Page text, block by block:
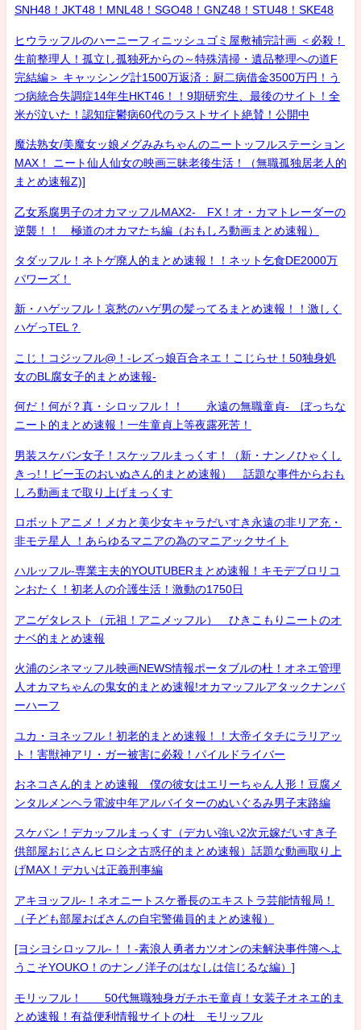
SNH48！JKT48！MNL48！SGO48！GNZ48！STU48！SKE48
ヒウラッフルのハーニーフィニッシュゴミ屋敷補完計画 ＜必殺！
生前整理人！孤立し孤独死からの～特殊清掃・遺品整理への道F
完結編＞ キャッシング計1500万返済：厨二病借金3500万円！う
つ病統合失調症14年生HKT46！！9期研究生、最後のサイト！全
米が泣いた！認知症鬱病60代のラストサイト絶賛！公開中
魔法熟女/美魔女ッ娘メグみみちゃんのニートッフルステーション
MAX！ ニート仙人仙女の映画三昧老後生活！（無職孤独居老人的
まとめ速報Z)]
乙女系腐男子のオカマッフルMAX2- FX！オ・カマトレーダーの
逆襲！！ 極道のオカマたち編（おもしろ動画まとめ速報）
タダッフル！ネトゲ廃人的まとめ速報！！ネット乞食DE2000万
パワーズ！
新・ハゲッフル！哀愁のハゲ男の髪ってるまとめ速報！！激しく
ハゲっTEL？
こじ！コジッフル@！-レズっ娘百合ネエ！こじらせ！50独身処
女のBL腐女子的まとめ速報-
何だ！何が？真・シロッフル！！ 永遠の無職童貞- ぼっちな
ニート的まとめ速報！一生童貞上等夜露死苦！
男装スケバン女子！スケッフルまっくす！（新・ナンノひゃくし
きっ!！ビー玉のおいぬさん的まとめ速報） 話題な事件からおも
しろ動画まで取り上げまっくす
ロボットアニメ！メカと美少女キャラだいすき永遠の非リア充・
非モテ星人 ！あらゆるマニアの為のマニアックサイト
ハルッフル-専業主夫的YOUTUBERまとめ速報！キモデブロリコ
ンおたく！初老人の介護生活！激動の1750日
アニゲタレスト（元祖！アニメッフル） ひきこもりニートのオ
ナベ的まとめ速報
火浦のシネマッフル映画NEWS情報ポータブルの杜！オネエ管理
人オカマちゃんの鬼女的まとめ速報!オカマッフルアタックナンバ
ーハーフ
ユカ・ヨネッフル！初老的まとめ速報！！大帝イタチにラリアッ
ト！害獣神アリ・ガー被害に必殺！パイルドライバー
おネコさん的まとめ速報 僕の彼女はエリーちゃん人形！豆腐メ
ンタルメンヘラ電波中年アルバイターのぬいぐるみ男子末路編
スケバン！デカッフルまっくす（デカい強い2次元嫁だいすき子
供部屋おじさんヒロシ之古惑仔的まとめ速報）話題な動画取り上
げMAX！デカいは正義刑事編
アキヨッフル-！ネオニートスケ番長のエキストラ芸能情報局！
（子ども部屋おばさんの自宅警備員的まとめ速報）
[ヨシヨシロッフル-！！-素浪人勇者カツオンの未解決事件簿へよ
うこそYOUKO！のナンノ洋子のはなしは信じるな編）]
モリッフル！ 50代無職独身ガチホモ童貞！女装子オネエ的ま
とめ速報！有益便利情報サイトの杜 モリッフル